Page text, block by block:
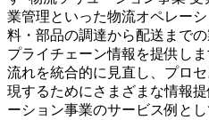
業管理といった物流オペレー
料・部品の調達から配送まで
プライチェーン情報を提供し
流れを統合的に見直し、プロ
現するためにさまざまな情報
ーション事業のサービス例と